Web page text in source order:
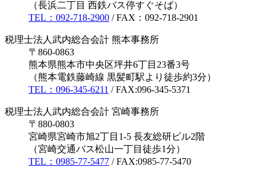
（長浜二丁目 西鉄バス停すぐそば）
TEL：092-718-2900 / FAX：092-718-2901
税理士法人武内総合会計 熊本事務所
〒860-0863
熊本県熊本市中央区坪井6丁目23番3号
（熊本電鉄藤崎線 黒髪町駅より徒歩約3分）
TEL：096-345-6211 / FAX:096-345-5371
税理士法人武内総合会計 宮崎事務所
〒880-0803
宮崎県宮崎市旭2丁目1-5 長友総研ビル2階
（宮崎交通バス松山一丁目徒歩1分）
TEL：0985-77-5477 / FAX:0985-77-5470